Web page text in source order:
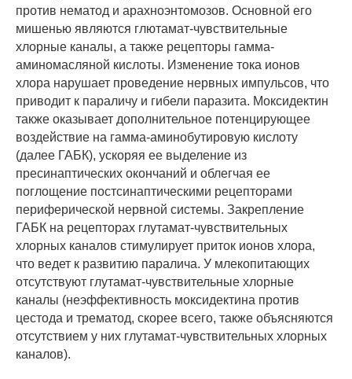
против нематод и арахноэнтомозов. Основной его
мишенью являются глютамат-чувствительные
хлорные каналы, а также рецепторы гамма-
аминомасляной кислоты. Изменение тока ионов
хлора нарушает проведение нервных импульсов, что
приводит к параличу и гибели паразита. Моксидектин
также оказывает дополнительное потенцирующее
воздействие на гамма-аминобутировую кислоту
(далее ГАБК), ускоряя ее выделение из
пресинаптических окончаний и облегчая ее
поглощение постсинаптическими рецепторами
периферической нервной системы. Закрепление
ГАБК на рецепторах глутамат-чувствительных
хлорных каналов стимулирует приток ионов хлора,
что ведет к развитию паралича. У млекопитающих
отсутствуют глутамат-чувствительные хлорные
каналы (неэффективность моксидектина против
цестода и трематод, скорее всего, также объясняются
отсутствием у них глутамат-чувствительных хлорных
каналов).